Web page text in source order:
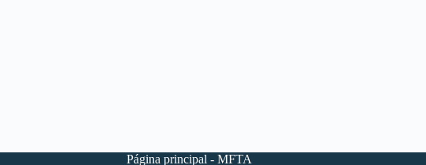
Página principal - MFTA